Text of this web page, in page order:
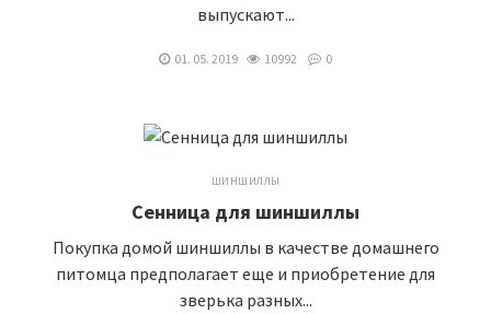
выпускают...
01. 05. 2019 10992 0
ШИНШИЛЛЫ
Сенница для шиншиллы
Покупка домой шиншиллы в качестве домашнего
питомца предполагает еще и приобретение для
зверька разных...